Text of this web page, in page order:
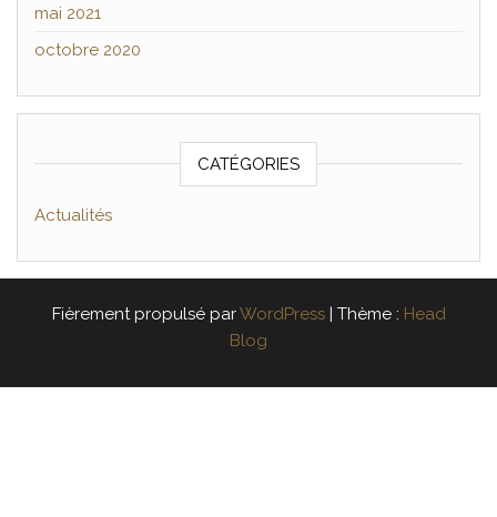
mai 2021
octobre 2020
CATÉGORIES
Actualités
Fièrement propulsé parWordPress Thème : Head
Blog